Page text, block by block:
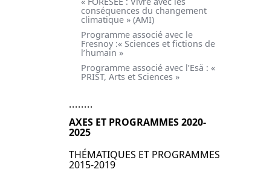
conséquences du changement
climatique » (AMI)
Programme associé avec le
Fresnoy :« Sciences et fictions de
l’humain »
Programme associé avec l’Esä : «
PRIST, Arts et Sciences »
AXES ET PROGRAMMES 2020-
2025
THÉMATIQUES ET PROGRAMMES
2015-2019